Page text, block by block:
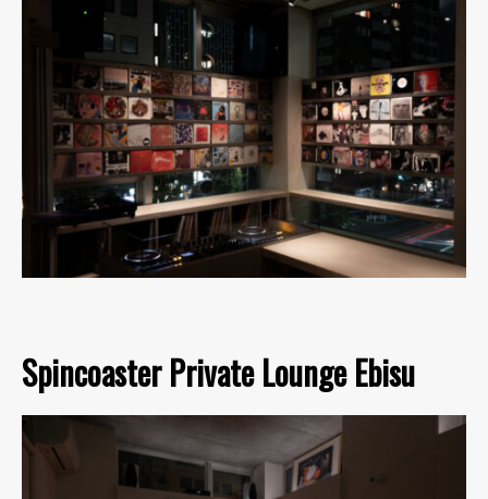
Spincoaster Private Lounge Ebisu